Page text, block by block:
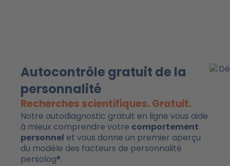
Autocontrôle gratuit de la
personnalité
Recherches scientifiques. Gratuit.
Notre autodiagnostic gratuit en ligne vous aide
à mieux comprendre votre comportement
personnel et vous donne un premier aperçu
du modèle des facteurs de personnalité
persolog®.